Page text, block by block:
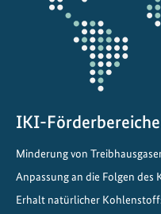
IKI-Förderbereiche
Minderung von
Anpassung an die Folgen des
Erhalt natürlicher